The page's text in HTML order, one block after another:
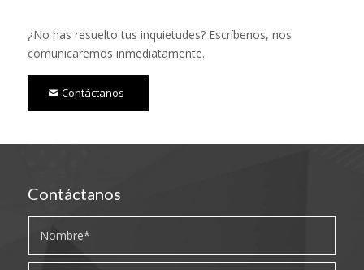
¿No has resuelto tus inquietudes? Escríbenos, nos
comunicaremos inmediatamente.
Contáctanos
Contáctanos